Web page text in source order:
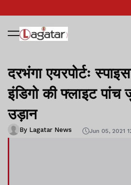
दरभंगा एयरपोर्टः
इंडिगो की फ्लाइट पांच
उड़ान
By Lagatar News Jun 05, 2021